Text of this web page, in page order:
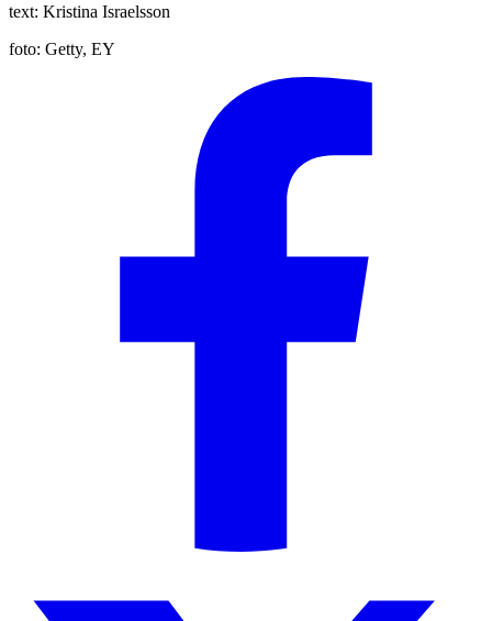
text: Kristina Israelsson
foto: Getty, EY